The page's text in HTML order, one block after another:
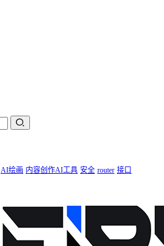
AI绘画 内容创作AI工具 安全 router 接口